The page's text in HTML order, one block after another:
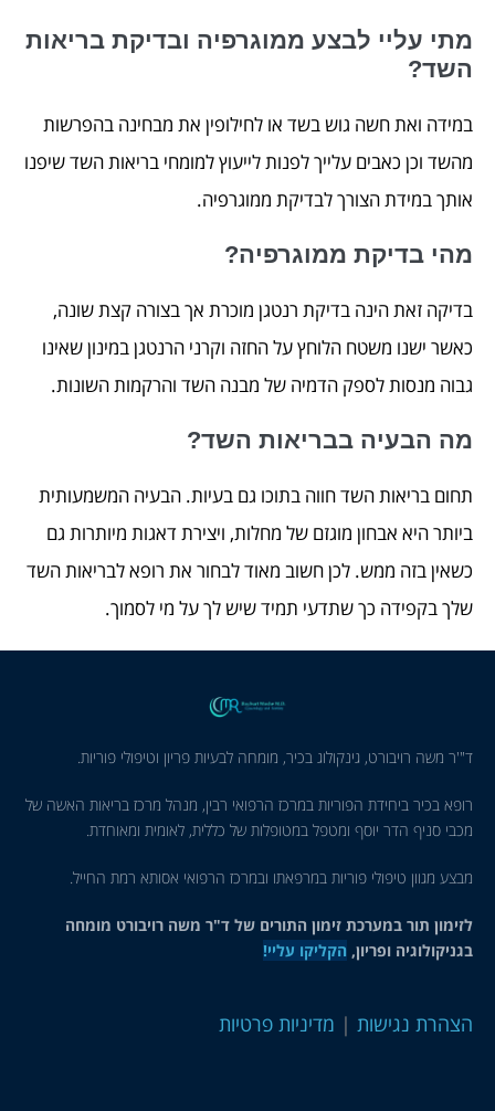
מתי עליי לבצע ממוגרפיה ובדיקת בריאות
השד?
במידה ואת חשה גוש בשד או לחילופין את מבחינה בהפרשות
מהשד וכן כאבים עלייך לפנות לייעוץ למומחי בריאות השד שיפנו
אותך במידת הצורך לבדיקת ממוגרפיה.
מהי בדיקת ממוגרפיה?
בדיקה זאת הינה בדיקת רנטגן מוכרת אך בצורה קצת שונה,
כאשר ישנו משטח הלוחץ על החזה וקרני הרנטגן במינון שאינו
גבוה מנסות לספק הדמיה של מבנה השד והרקמות השונות.
מה הבעיה בבריאות השד?
תחום בריאות השד חווה בתוכו גם בעיות. הבעיה המשמעותית
ביותר היא אבחון מוגזם של מחלות, ויצירת דאגות מיותרות גם
כשאין בזה ממש. לכן חשוב מאוד לבחור את רופא לבריאות השד
שלך בקפידה כך שתדעי תמיד שיש לך על מי לסמוך.
ד"'ר משה רויבורט, גינקולוג בכיר, מומחה לבעיות פריון וטיפולי פוריות.
רופא בכיר ביחידת הפוריות במרכז הרפואי רבין, מנהל מרכז בריאות האשה של
מכבי סניף הדר יוסף ומטפל במטופלות של כללית, לאומית ומאוחדת.
מבצע מגוון טיפולי פוריות במרפאתו ובמרכז הרפואי אסותא רמת החייל.
לזימון תור במערכת זימון התורים של ד"ר משה רויבורט מומחה
בגניקולוגיה ופריון, הקליקו עליי!
הצהרת נגישות | מדיניות פרטיות